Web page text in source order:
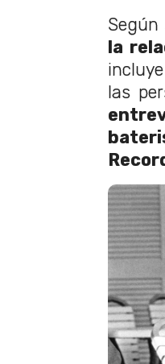
Según
la
las